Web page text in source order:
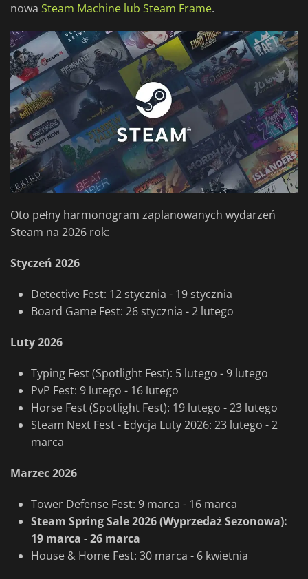
nowa Steam Machine lub Steam Frame.
Oto pełny harmonogram zaplanowanych wydarzeń
Steam na 2026 rok:
Styczeń 2026
Detective Fest: 12 stycznia - 19 stycznia
Board Game Fest: 26 stycznia - 2 lutego
Luty 2026
Typing Fest (Spotlight Fest): 5 lutego - 9 lutego
PvP Fest: 9 lutego - 16 lutego
Horse Fest (Spotlight Fest): 19 lutego - 23 lutego
Steam Next Fest - Edycja Luty 2026: 23 lutego - 2
marca
Marzec 2026
Tower Defense Fest: 9 marca - 16 marca
Steam Spring Sale 2026 (Wyprzedaż Sezonowa):
19 marca - 26 marca
House & Home Fest: 30 marca - 6 kwietnia